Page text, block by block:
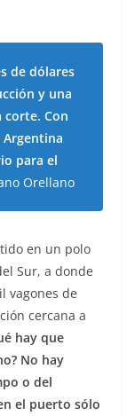
de dólares
y una
corte. Con
para el
Orellano
en un polo
Sur, a donde
vagones de
cercana a
hay que
No hay
o del
el puerto sólo